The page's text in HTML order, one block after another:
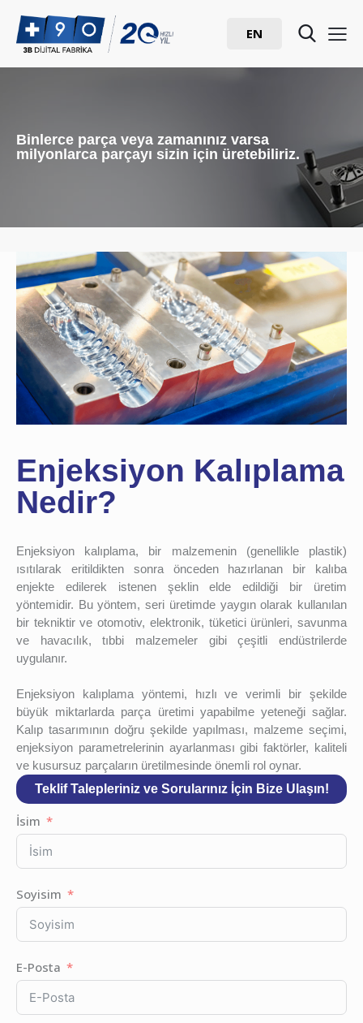
EN
Binlerce parça veya zamanınız varsa
milyonlarca parçayı sizin için üretebiliriz.
Enjeksiyon Kalıplama
Nedir?
Enjeksiyon kalıplama, bir malzemenin (genellikle plastik)
ısıtılarak eritildikten sonra önceden hazırlanan bir kalıba
enjekte edilerek istenen şeklin elde edildiği bir üretim
yöntemidir. Bu yöntem, seri üretimde yaygın olarak kullanılan
bir tekniktir ve otomotiv, elektronik, tüketici ürünleri, savunma
ve havacılık, tıbbi malzemeler gibi çeşitli endüstrilerde
uygulanır.
Enjeksiyon kalıplama yöntemi, hızlı ve verimli bir şekilde
büyük miktarlarda parça üretimi yapabilme yeteneği sağlar.
Kalıp tasarımının doğru şekilde yapılması, malzeme seçimi,
enjeksiyon parametrelerinin ayarlanması gibi faktörler, kaliteli
ve kusursuz parçaların üretilmesinde önemli rol oynar.
Teklif Talepleriniz ve Sorularınız İçin Bize Ulaşın!
İsim
Soyisim
E-Posta